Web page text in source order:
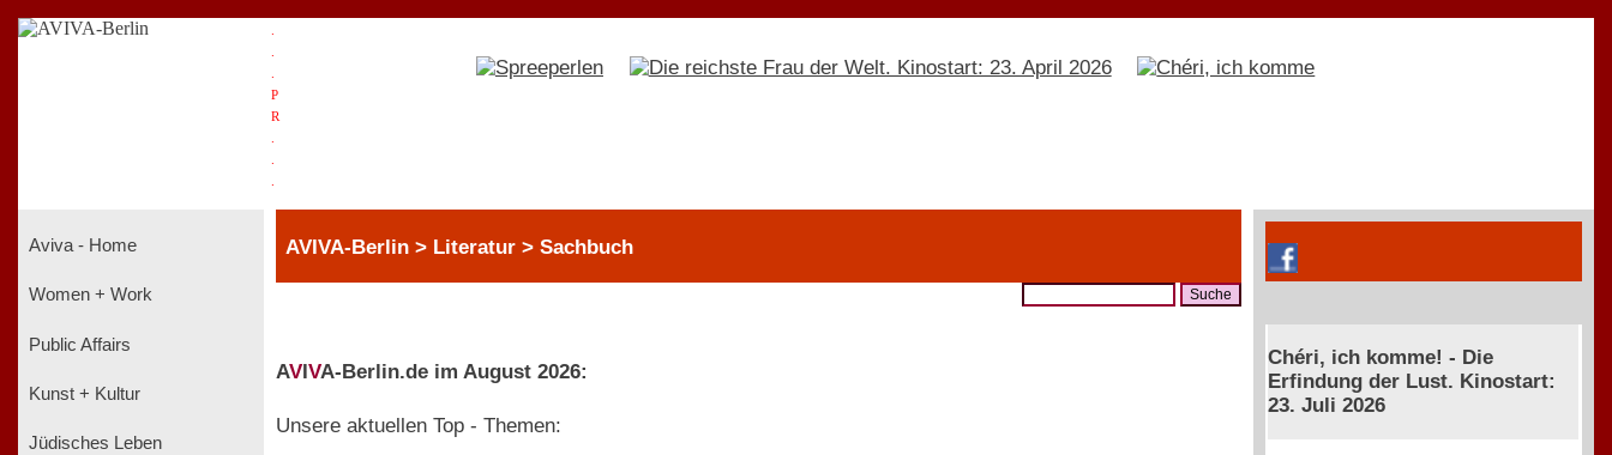
P
R
Aviva - Home
Women + Work
Public Affairs
Kunst + Kultur
Jüdisches Leben
AVIVA-Berlin > Literatur > Sachbuch
AVIVA-Berlin.de im August 2026:
Unsere aktuellen Top - Themen:
Chéri, ich komme! - Die
Erfindung der Lust. Kinostart:
23. Juli 2026